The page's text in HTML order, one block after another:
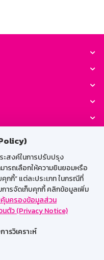
ะสงค์ในการปรับปรุง
รถเลือกให้ความยินยอมหรือ
กกี้” แต่ละประเภท ในกรณีที่
การจัดเก็บคุกกี้ คลิกข้อมูลเพิ่ม
คุ้มครองข้อมูลส่วน
นตัว (Privacy Notice)
รวิเคราะห์
าน
M-Search
เมล